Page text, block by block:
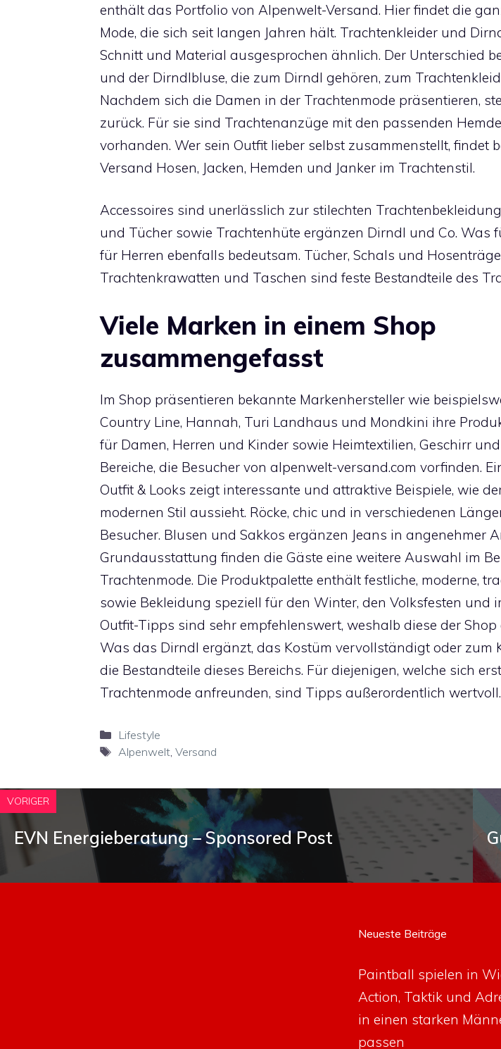
enthält das Portfolio von Alpenwelt-Versand. Hier findet die
Mode, die sich seit langen Jahren hält. Trachtenkleider und
Schnitt und Material ausgesprochen ähnlich. Der Unterschied
und der Dirndlbluse, die zum Dirndl gehören, zum
Nachdem sich die Damen in der Trachtenmode präsentieren,
zurück. Für sie sind Trachtenanzüge mit den passenden
vorhanden. Wer sein Outfit lieber selbst zusammenstellt, findet
Versand Hosen, Jacken, Hemden und Janker im Trachtenstil.
Accessoires sind unerlässlich zur stilechten
und Tücher sowie Trachtenhüte ergänzen Dirndl und Co. Was
für Herren ebenfalls bedeutsam. Tücher, Schals und
Trachtenkrawatten und Taschen sind feste Bestandteile des
Viele Marken in einem Shop
zusammengefasst
Im Shop präsentieren bekannte Markenhersteller wie
Country Line, Hannah, Turi Landhaus und Mondkini ihre
für Damen, Herren und Kinder sowie Heimtextilien, Geschirr
Bereiche, die Besucher von alpenwelt-versand.com vorfinden.
Outfit & Looks zeigt interessante und attraktive Beispiele, wie
modernen Stil aussieht. Röcke, chic und in verschiedenen
Besucher. Blusen und Sakkos ergänzen Jeans in angenehmer
Grundausstattung finden die Gäste eine weitere Auswahl im
Trachtenmode. Die Produktpalette enthält festliche, moderne,
sowie Bekleidung speziell für den Winter, den Volksfesten und
Outfit-Tipps sind sehr empfehlenswert, weshalb diese der Shop
Was das Dirndl ergänzt, das Kostüm vervollständigt oder zum
die Bestandteile dieses Bereichs. Für diejenigen, welche sich
Trachtenmode anfreunden, sind Tipps außerordentlich wertvoll.
Kategorien
Lifestyle
Schlagwörter
Alpenwelt, Versand
VORIGER
EVN Energieberatung – Sponsored Post
Neueste Beiträge
Paintball spielen in
Action, Taktik und
in einen starken
passen